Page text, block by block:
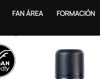
FAN ÁREA FORMACIÓN